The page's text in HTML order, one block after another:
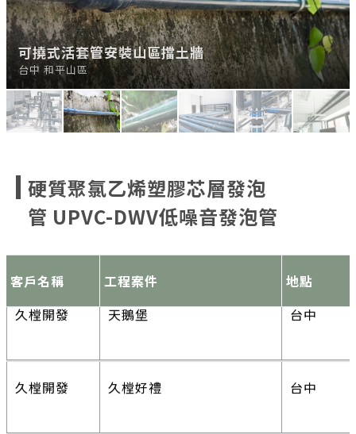
味丹集團 中港路案 台中
豐邑建設 文心匯建案 新竹
豐邑建設 晴空匯建案
豐邑建設 首席匯建案 桃園
冷卻水塔幫浦出口
台中 大雅
可撓式活套管安裝山區擋土牆
台中 和平山區
山區林班地簡易自來水管
苗栗
空調冷卻水塔－管線配置
台中 大雅
空調冷卻水塔-耐衝擊法蘭與金屬閥銜接處
台中 大雅
廠辦冷凍水配管－支架安裝
新竹
硬質聚氯乙烯塑膠芯層發泡
管 UPVC-DWV低噪音發泡管
客戶名稱 工程案件 地點
久樘開發 停3-1BOT案 台中
久樘開發 經貿巴黎 台中
久樘開發 久樘好雅
久樘開發 天鵝堡 台中
久樘開發 久樘好禮 台中
久樘開發 久樘拾富 台中